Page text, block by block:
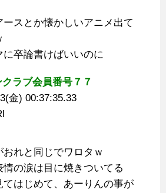
ースとか懐かしいアニメ出て
に卒論書けばいいのに
ラブ会員番号７７
金) 00:37:35.33
れと同じでワロタｗ
情の涙は目に焼きついてる
てはじめて、あーりんの事が